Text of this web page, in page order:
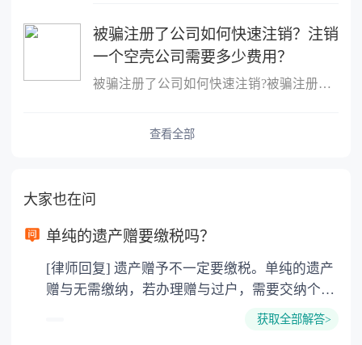
被骗注册了公司如何快速注销？注销
一个空壳公司需要多少费用？
被骗注册了公司如何快速注销?被骗注册公司想注销该公司的注销流程：
查看全部
大家也在问
单纯的遗产赠要缴税吗？
[律师回复] 遗产赠予不一定要缴税。单纯的遗产
赠与无需缴纳，若办理赠与过户，需要交纳个人
所得税、契税和公证费。赠与过户是没有增值税
获取全部解答>